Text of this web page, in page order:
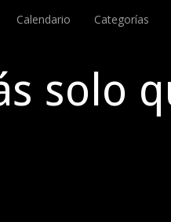
Calendario Categorías
solo